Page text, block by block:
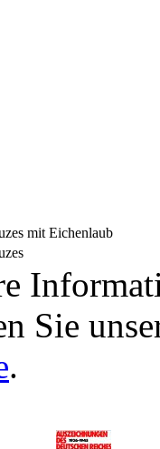
mit Eichenlaub
Sie
.